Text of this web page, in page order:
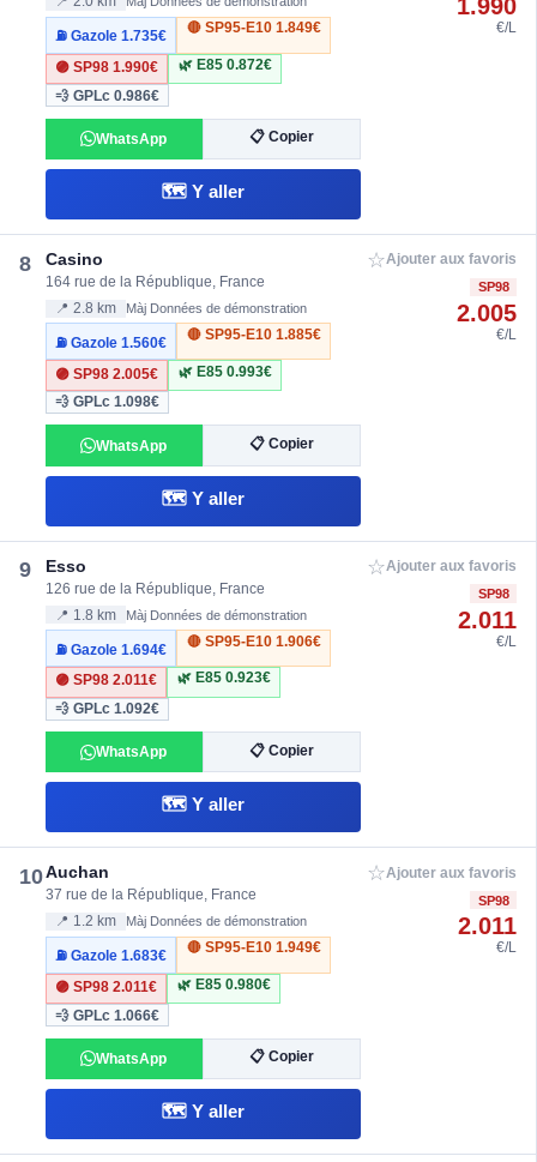
⛽ Gazole1.735€
🔴 SP95-E10 1.849€
🟣 SP981.990€ 🌿 E85 0.872€
💨 GPLc0.986€
WhatsApp 📋 Copier
🗺️ Y aller
1.990
€/L
8 Casino
164 rue de la République, France
📍 2.8 km Màj Données de démonstration
⛽ Gazole1.560€
🔴 SP95-E10 1.885€
🟣 SP982.005€ 🌿 E85 0.993€
💨 GPLc1.098€
WhatsApp 📋 Copier
🗺️ Y aller
☆Ajouter aux favoris
SP98
2.005
€/L
9 Esso
126 rue de la République, France
📍 1.8 km Màj Données de démonstration
⛽ Gazole1.694€
🔴 SP95-E10 1.906€
🟣 SP982.011€ 🌿 E85 0.923€
💨 GPLc1.092€
WhatsApp 📋 Copier
🗺️ Y aller
☆Ajouter aux favoris
SP98
2.011
€/L
10Auchan
37 rue de la République, France
📍 1.2 km Màj Données de démonstration
⛽ Gazole1.683€
🔴 SP95-E10 1.949€
🟣 SP982.011€ 🌿 E85 0.980€
💨 GPLc1.066€
WhatsApp 📋 Copier
🗺️ Y aller
☆Ajouter aux favoris
SP98
2.011
€/L